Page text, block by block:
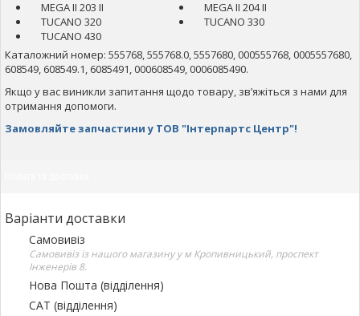
MEGA II 203 II
MEGA II 204 II
TUCANO 320
TUCANO 330
TUCANO 430
Каталожний номер: 555768, 555768.0, 5557680, 000555768, 0005557680,
608549, 608549.1, 6085491, 000608549, 0006085490.
Якщо у вас виникли запитання щодо товару, зв’яжіться з нами для
отримання допомоги.
Замовляйте запчастини у ТОВ "Інтерпартс Центр"!
Варіанти доставки
Самовивіз
Самовивіз із нашого магазину у м Кропивницький, проспект
Інженерів 8.
Нова Пошта (відділення)
САТ (відділення)